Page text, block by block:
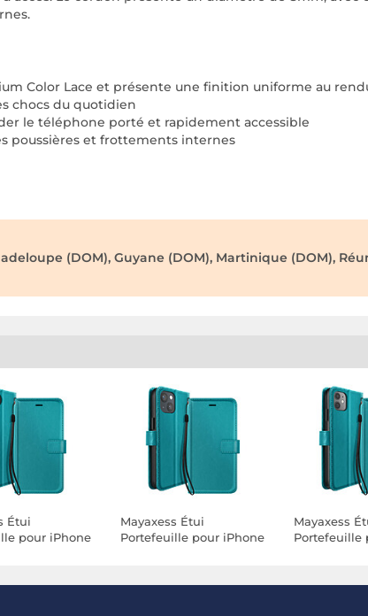
Color Lace et présente une finition uniforme au
chocs du quotidien
le téléphone porté et rapidement accessible
poussières et frottements internes
(DOM), Guyane (DOM), Martinique (DOM),
Étui
pour iPhone
Mayaxess Étui
Portefeuille pour iPhone
Mayaxess
Portefeuille